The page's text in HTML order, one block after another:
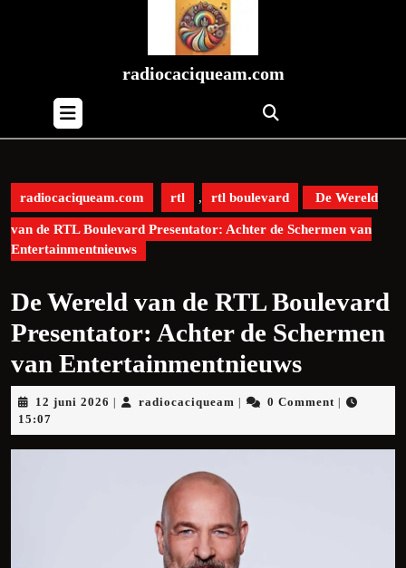
radiocaciqueam.com
Button
radiocaciqueam.com rtl , rtl boulevard De Wereld
van de RTL Boulevard Presentator: Achter de Schermen van
Entertainmentnieuws
De Wereld van de RTL Boulevard
Presentator: Achter de Schermen
van Entertainmentnieuws
12 juni 2026 12
2026
radiocaciqueam radiocaciqueam
0 Comment
15:07